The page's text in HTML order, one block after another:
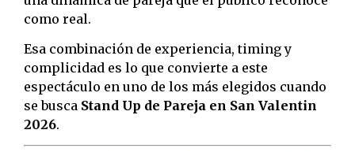
como real.
Esa combinación de experiencia, timing y
complicidad es lo que convierte a este
espectáculo en uno de los más elegidos cuando
se busca Stand Up de Pareja en San Valentin
2026.